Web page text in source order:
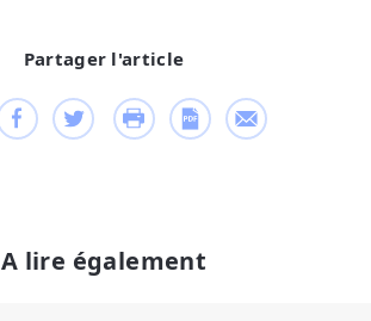
Partager l'article
A lire également